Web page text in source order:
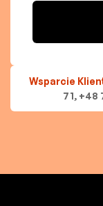
Wsparcie
71, +48